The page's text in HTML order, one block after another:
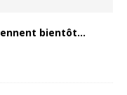
bientôt…